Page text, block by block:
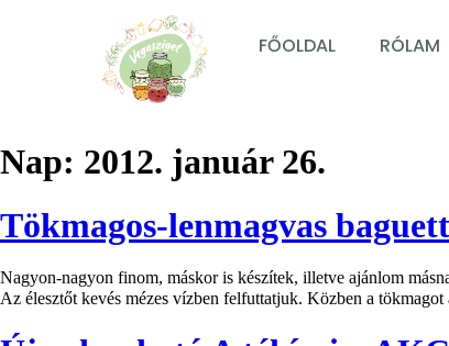
FŐOLDAL RÓLAM
Nap: 2012. január 26.
Tökmagos-lenmagvas
Nagyon-nagyon finom, máskor is készítek, illetve ajánlom
Az élesztőt kevés mézes vízben felfuttatjuk. Közben a